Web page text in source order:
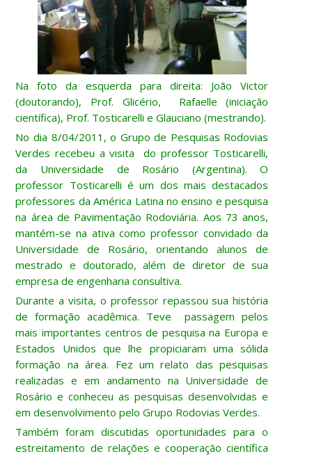
Na foto da esquerda para direita: João Victor
(doutorando), Prof. Glicério, Rafaelle (iniciação
científica), Prof. Tosticarelli e Glauciano (mestrando).
No dia 8/04/2011, o Grupo de Pesquisas Rodovias
Verdes recebeu a visita do professor Tosticarelli,
da Universidade de Rosário (Argentina). O
professor Tosticarelli é um dos mais destacados
professores da América Latina no ensino e pesquisa
na área de Pavimentação Rodoviária. Aos 73 anos,
mantém-se na ativa como professor convidado da
Universidade de Rosário, orientando alunos de
mestrado e doutorado, além de diretor de sua
empresa de engenharia consultiva.
Durante a visita, o professor repassou sua história
de formação acadêmica. Teve passagem pelos
mais importantes centros de pesquisa na Europa e
Estados Unidos que lhe propiciaram uma sólida
formação na área. Fez um relato das pesquisas
realizadas e em andamento na Universidade de
Rosário e conheceu as pesquisas desenvolvidas e
em desenvolvimento pelo Grupo Rodovias Verdes.
Também foram discutidas oportunidades para o
estreitamento de relações e cooperação científica